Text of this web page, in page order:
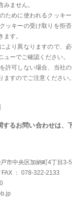
みません。
ために使われるクッキ
ッキーの受け取りを拒
ます。
より異なりますので、
ューでご確認ください。
許可しない場合、当社
ますのでご注意ください。
するお問い合わせは、
市中央区加納町4丁目3-
： 078-322-2133